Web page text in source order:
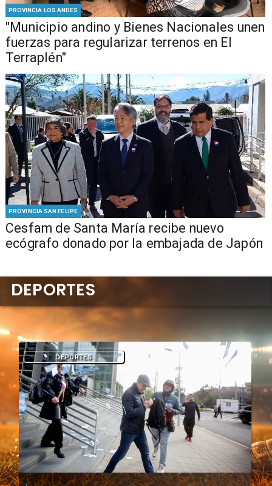
PROVINCIA LOS ANDES
"Municipio andino y Bienes Nacionales unen
fuerzas para regularizar terrenos en El
Terraplén"
PROVINCIA SAN FELIPE
Cesfam de Santa María recibe nuevo
ecógrafo donado por la embajada de Japón
DEPORTES
DEPORTES